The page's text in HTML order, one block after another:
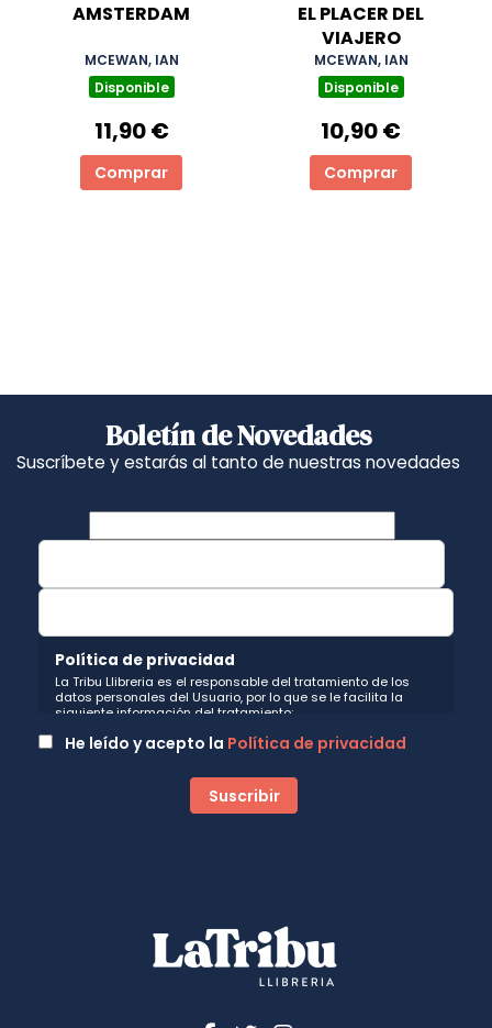
AMSTERDAM
MCEWAN, IAN
Disponible
11,90 €
Comprar
EL PLACER DEL
VIAJERO
MCEWAN, IAN
Disponible
10,90 €
Comprar
Boletín de Novedades
Suscríbete y estarás al tanto de nuestras novedades
Política de privacidad
La Tribu Llibreria es el responsable del tratamiento de los
datos personales del Usuario, por lo que se le facilita la
siguiente información del tratamiento:
Fin del tratamiento: mantener una relación de envío de
comunicaciones y noticias sobre nuestros servicios y
boletín. Igualmente utilizaremos sus datos de contacto para
enviarle información sobre productos o servicios que puedan
Legitimación: está basada en el consentimiento que se le
solicita a través de la correspondiente casilla de
Criterios de conservación de los datos: se conservarán
He leído y acepto la Política de privacidad